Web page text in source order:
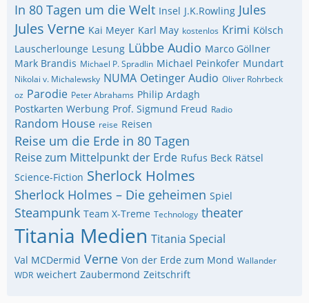
In 80 Tagen um die Welt Insel J.K.Rowling Jules
Jules Verne Kai Meyer Karl May kostenlos Krimi Kölsch
Lauscherlounge Lesung Lübbe Audio Marco Göllner
Mark Brandis Michael P. Spradlin Michael Peinkofer Mundart
Nikolai v. Michalewsky NUMA Oetinger Audio Oliver Rohrbeck
oz Parodie Peter Abrahams Philip Ardagh
Postkarten Werbung Prof. Sigmund Freud Radio
Random House reise Reisen
Reise um die Erde in 80 Tagen
Reise zum Mittelpunkt der Erde Rufus Beck Rätsel
Science-Fiction Sherlock Holmes
Sherlock Holmes – Die geheimen Spiel
Steampunk Team X-Treme Technology theater
Titania Medien Titania Special
Val MCDermid Verne Von der Erde zum Mond Wallander
WDR weichert Zaubermond Zeitschrift